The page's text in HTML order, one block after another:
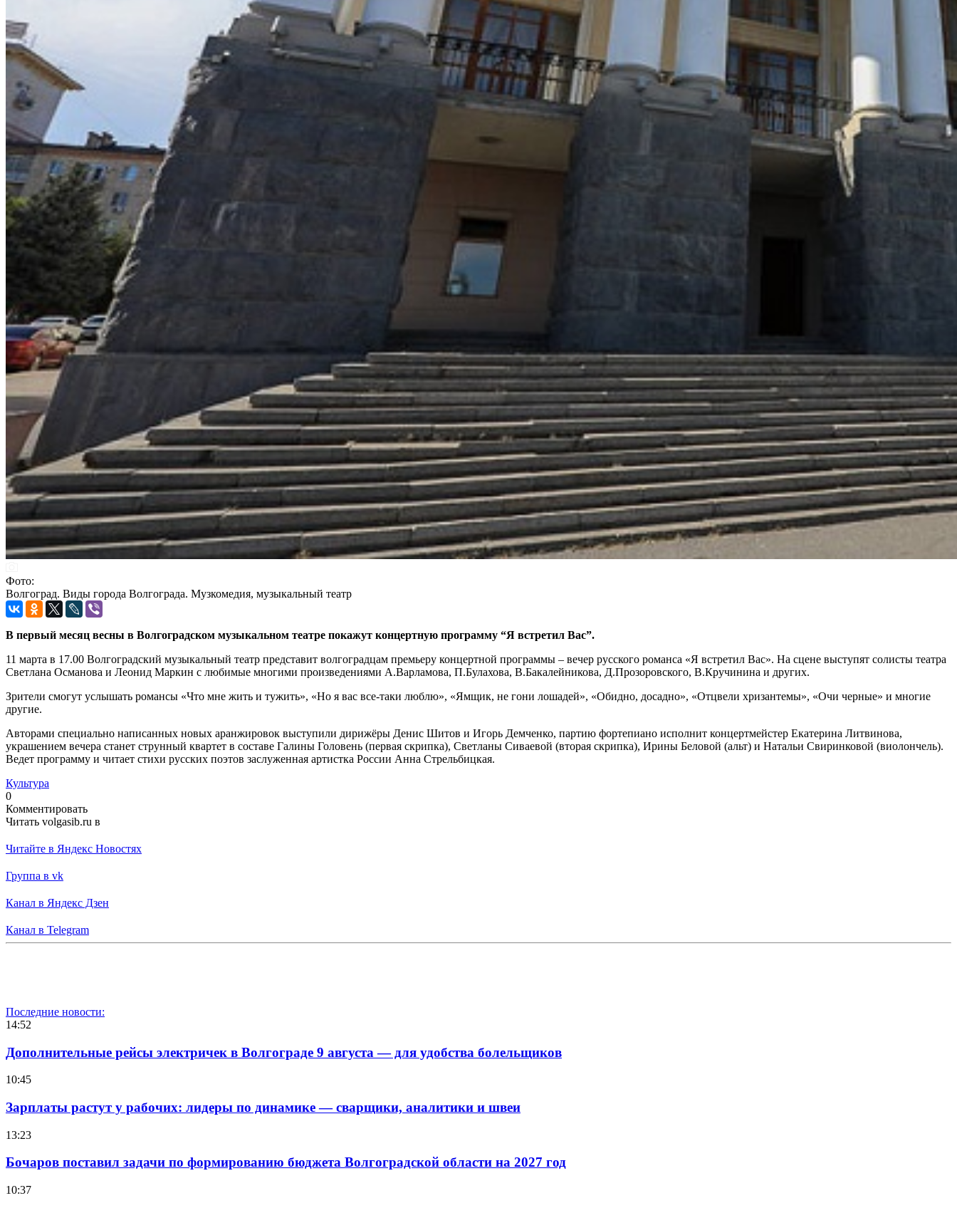
Фото:
Волгоград. Виды города Волгограда. Музкомедия, музыкальный театр
В первый месяц весны в Волгоградском музыкальном театре покажут концертную программу “Я встретил Вас”.
11 марта в 17.00 Волгоградский музыкальный театр представит волгоградцам премьеру концертной программы – вечер русского романса «Я встретил Вас». На сцене выступят солисты театра
Светлана Османова и Леонид Маркин с любимые многими произведениями А.Варламова, П.Булахова, В.Бакалейникова, Д.Прозоровского, В.Кручинина и других.
Зрители смогут услышать романсы «Что мне жить и тужить», «Но я вас все-таки люблю», «Ямщик, не гони лошадей», «Обидно, досадно», «Отцвели хризантемы», «Очи черные» и многие
другие.
Авторами специально написанных новых аранжировок выступили дирижёры Денис Шитов и Игорь Демченко, партию фортепиано исполнит концертмейстер Екатерина Литвинова,
украшением вечера станет струнный квартет в составе Галины Головень (первая скрипка), Светланы Сиваевой (вторая скрипка), Ирины Беловой (альт) и Натальи Свиринковой (виолончель).
Ведет программу и читает стихи русских поэтов заслуженная артистка России Анна Стрельбицкая.
Культура
0
Комментировать
Читать volgasib.ru в
Читайте в Яндекс Новостях
Группа в vk
Канал в Яндекс Дзен
Канал в Telegram
Последние новости:
14:52
Дополнительные рейсы электричек в Волгограде 9 августа — для удобства болельщиков
10:45
Зарплаты растут у рабочих: лидеры по динамике — сварщики, аналитики и швеи
13:23
Бочаров поставил задачи по формированию бюджета Волгоградской области на 2027 год
10:37